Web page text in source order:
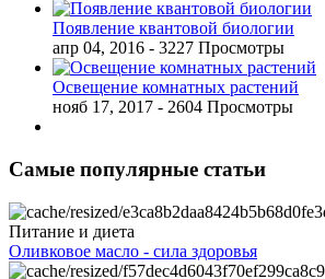
Появление квантовой биологии
апр 04, 2016 - 3227 Просмотры
Освещение комнатных растений
нояб 17, 2017 - 2604 Просмотры
Самые популярные статьи
Питание и диета
Оливковое масло - сила здоровья